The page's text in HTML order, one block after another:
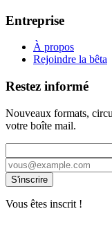
Entreprise
À propos
Rejoindre la bêta
Restez informé
Nouveaux formats,
votre boîte mail.
S'inscrire
Vous êtes inscrit !